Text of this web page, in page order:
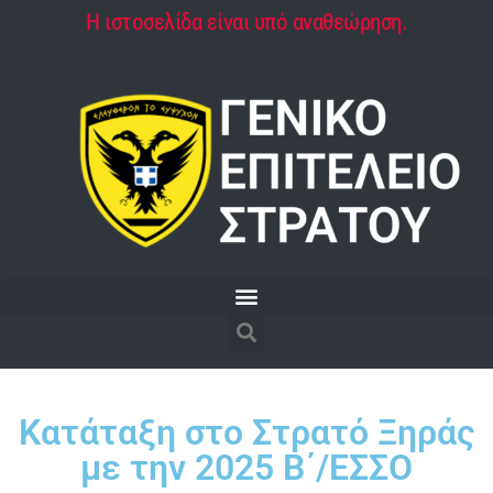
Η ιστοσελίδα είναι υπό αναθεώρηση.
Κατάταξη στο Στρατό Ξηράς
με την 2025 Β΄/ΕΣΣΟ